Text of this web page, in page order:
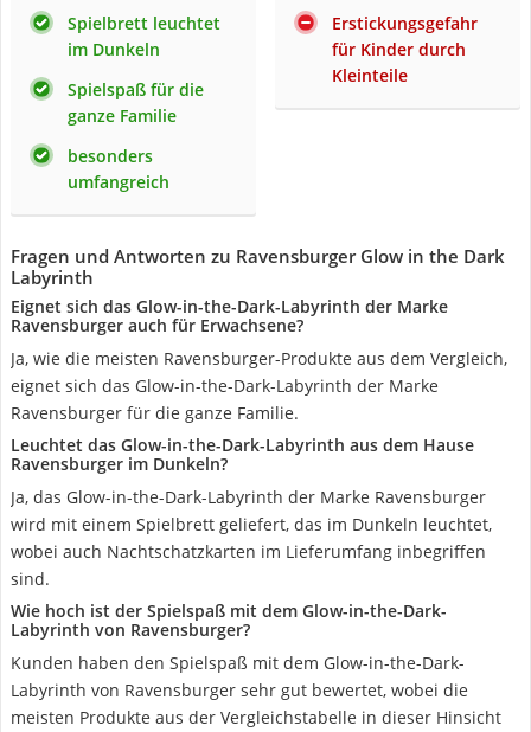
Spielbrett leuchtet
im Dunkeln
Spielspaß für die
ganze Familie
besonders
umfangreich
Erstickungsgefahr
für Kinder durch
Kleinteile
Fragen und Antworten zu Ravensburger Glow in the Dark
Labyrinth
Eignet sich das Glow-in-the-Dark-Labyrinth der Marke
Ravensburger auch für Erwachsene?
Ja, wie die meisten Ravensburger-Produkte aus dem Vergleich,
eignet sich das Glow-in-the-Dark-Labyrinth der Marke
Ravensburger für die ganze Familie.
Leuchtet das Glow-in-the-Dark-Labyrinth aus dem Hause
Ravensburger im Dunkeln?
Ja, das Glow-in-the-Dark-Labyrinth der Marke Ravensburger
wird mit einem Spielbrett geliefert, das im Dunkeln leuchtet,
wobei auch Nachtschatzkarten im Lieferumfang inbegriffen
sind.
Wie hoch ist der Spielspaß mit dem Glow-in-the-Dark-
Labyrinth von Ravensburger?
Kunden haben den Spielspaß mit dem Glow-in-the-Dark-
Labyrinth von Ravensburger sehr gut bewertet, wobei die
meisten Produkte aus der Vergleichstabelle in dieser Hinsicht